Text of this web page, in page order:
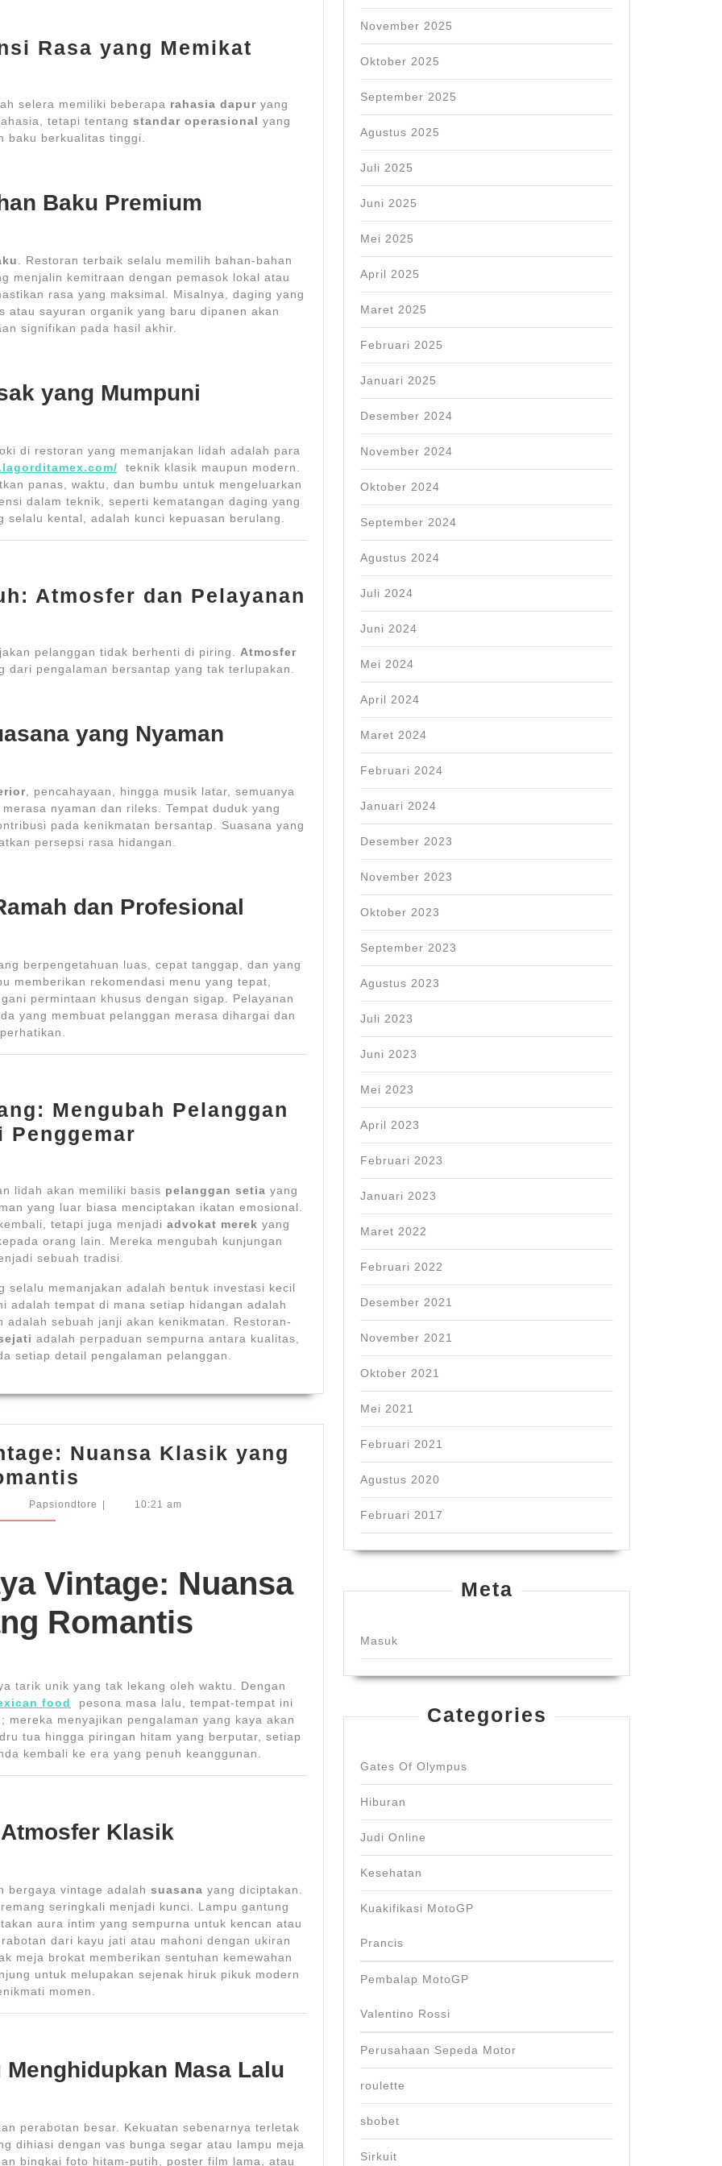
Rasa yang Memikat
selera memiliki beberapa rahasia dapuryang
tetapi tentang standar operasional yang
baku berkualitas tinggi.
Baku Premium
. Restoran terbaik selalu memilih bahan-bahan
menjalin kemitraan dengan pemasok lokal atau
rasa yang maksimal. Misalnya, daging yang
atau sayuran organik yang baru dipanen akan
signifikan pada hasil akhir.
yang Mumpuni
di restoran yang memanjakan lidah adalah para
teknik klasik maupun modern.
panas, waktu, dan bumbu untuk mengeluarkan
dalam teknik, seperti kematangan daging yang
kental, adalah kunci kepuasan berulang.
Atmosfer dan Pelayanan
pelanggan tidak berhenti di piring. Atmosfer
dari pengalaman bersantap yang tak terlupakan.
yang Nyaman
, pencahayaan, hingga musik latar, semuanya
nyaman dan rileks. Tempat duduk yang
pada kenikmatan bersantap. Suasana yang
persepsi rasa hidangan.
dan Profesional
berpengetahuan luas, cepat tanggap, dan yang
memberikan rekomendasi menu yang tepat,
permintaan khusus dengan sigap. Pelayanan
yang membuat pelanggan merasa dihargai dan
Mengubah Pelanggan
Penggemar
lidah akan memiliki basis pelanggan setia yang
yang luar biasa menciptakan ikatan emosional.
tetapi juga menjadi advokat merek yang
orang lain. Mereka mengubah kunjungan
sebuah tradisi.
selalu memanjakan adalah bentuk investasi kecil
adalah tempat di mana setiap hidangan adalah
sebuah janji akan kenikmatan. Restoran-
adalah perpaduan sempurna antara kualitas,
setiap detail pengalaman pelanggan.
Nuansa Klasik yang
Bergaya
Klasik
yang
Romantis
Papsiondtore Papsiondtore
10:21 am
Vintage: Nuansa
Romantis
tarik unik yang tak lekang oleh waktu. Dengan
food
pesona masa lalu, tempat-tempat ini
menyajikan pengalaman yang kaya akan
tua hingga piringan hitam yang berputar, setiap
kembali ke era yang penuh keanggunan.
Klasik
bergaya vintage adalah suasana yang diciptakan.
seringkali menjadi kunci. Lampu gantung
aura intim yang sempurna untuk kencan atau
dari kayu jati atau mahoni dengan ukiran
meja brokat memberikan sentuhan kemewahan
untuk melupakan sejenak hiruk pikuk modern
momen.
Masa Lalu
perabotan besar. Kekuatan sebenarnya terletak
dihiasi dengan vas bunga segar atau lampu meja
bingkai foto hitam-putih, poster film lama, atau
November 2025
Oktober 2025
September 2025
Agustus 2025
Juli 2025
Juni 2025
Mei 2025
April 2025
Maret 2025
Februari 2025
Januari 2025
Desember 2024
November 2024
Oktober 2024
September 2024
Agustus 2024
Juli 2024
Juni 2024
Mei 2024
April 2024
Maret 2024
Februari 2024
Januari 2024
Desember 2023
November 2023
Oktober 2023
September 2023
Agustus 2023
Juli 2023
Juni 2023
Mei 2023
April 2023
Februari 2023
Januari 2023
Maret 2022
Februari 2022
Desember 2021
November 2021
Oktober 2021
Mei 2021
Februari 2021
Agustus 2020
Februari 2017
Meta
Masuk
Categories
Gates Of Olympus
Hiburan
Judi Online
Kesehatan
Kuakifikasi MotoGP
Prancis
Pembalap MotoGP
Valentino Rossi
Perusahaan Sepeda Motor
roulette
sbobet
Sirkuit